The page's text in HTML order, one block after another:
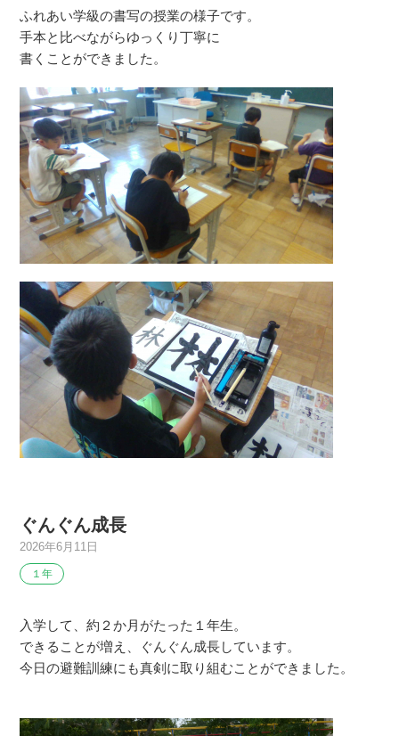
ふれあい学級の書写の授業の様子です。
手本と比べながらゆっくり丁寧に
書くことができました。
ぐんぐん成長
2026年6月11日
１年
入学して、約２か月がたった１年生。
できることが増え、ぐんぐん成長しています。
今日の避難訓練にも真剣に取り組むことができました。